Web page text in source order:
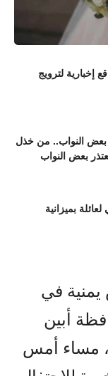
إخبارية لترويج
بعض النواب.. من خذل
بعض النواب
بميزانية
في
أبين
مساء أمس